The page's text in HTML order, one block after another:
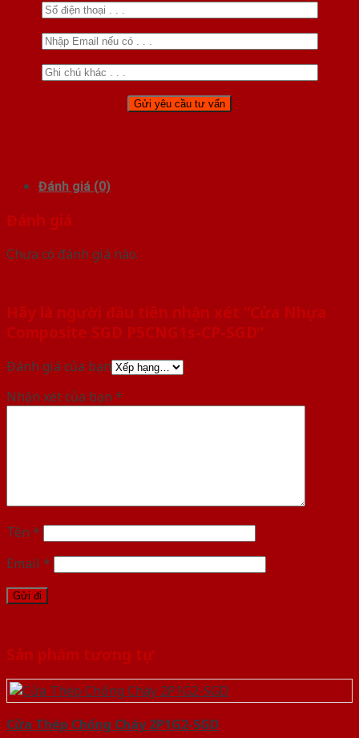
Đánh giá (0)
Đánh giá
Chưa có đánh giá nào.
Hãy là người đầu tiên nhận xét “Cửa Nhựa
Composite SGD P5CNG1s-CP-SGD”
Đánh giá của bạn
Nhận xét của bạn *
Tên *
Email *
Sản phẩm tương tự
Cửa Thép Chống Cháy 2P1G2-SGD